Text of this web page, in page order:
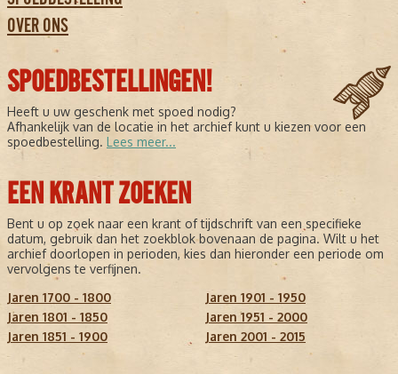
OVER ONS
SPOEDBESTELLINGEN!
Heeft u uw geschenk met spoed nodig?
Afhankelijk van de locatie in het archief kunt u kiezen voor een
spoedbestelling. Lees meer...
EEN KRANT ZOEKEN
Bent u op zoek naar een krant of tijdschrift van een specifieke
datum, gebruik dan het zoekblok bovenaan de pagina. Wilt u het
archief doorlopen in perioden, kies dan hieronder een periode om
vervolgens te verfijnen.
Jaren 1700 - 1800
Jaren 1801 - 1850
Jaren 1851 - 1900
Jaren 1901 - 1950
Jaren 1951 - 2000
Jaren 2001 - 2015